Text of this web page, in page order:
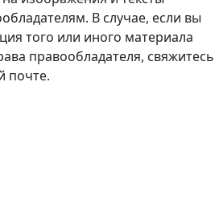
В случае, если вы
того или иного материала
правообладателя, свяжитесь
почте.